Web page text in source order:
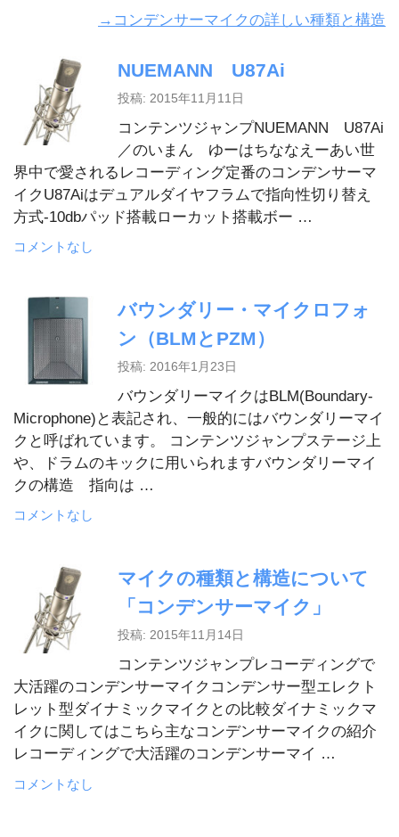
→コンデンサーマイクの詳しい種類と構造
NUEMANN U87Ai
投稿: 2015年11月11日
コンテンツジャンプNUEMANN U87Ai
／のいまん ゆーはちななえーあい世
界中で愛されるレコーディング定番のコンデンサーマ
イクU87Aiはデュアルダイヤフラムで指向性切り替え
方式-10dbパッド搭載ローカット搭載ボー …
コメントなし
バウンダリー・マイクロフォ
ン（BLMとPZM）
投稿: 2016年1月23日
バウンダリーマイクはBLM(Boundary-
Microphone)と表記され、一般的にはバウンダリーマイ
クと呼ばれています。 コンテンツジャンプステージ上
や、ドラムのキックに用いられますバウンダリーマイ
クの構造 指向は …
コメントなし
マイクの種類と構造について
「コンデンサーマイク」
投稿: 2015年11月14日
コンテンツジャンプレコーディングで
大活躍のコンデンサーマイクコンデンサー型エレクト
レット型ダイナミックマイクとの比較ダイナミックマ
イクに関してはこちら主なコンデンサーマイクの紹介
レコーディングで大活躍のコンデンサーマイ …
コメントなし